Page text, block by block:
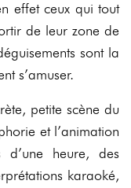
effet ceux qui tout
de leur zone de
sont la
s’amuser.
petite scène du
et l’animation
d’une heure, des
karaoké,